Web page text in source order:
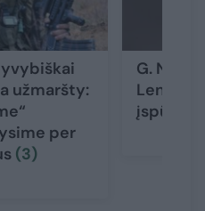
užmaršty:
per
(3)
G.